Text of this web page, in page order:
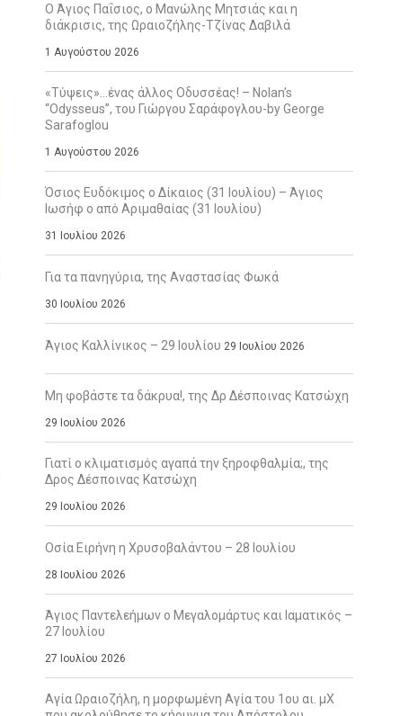
Ο Άγιος Παΐσιος, ο Μανώλης Μητσιάς και η
διάκρισις, της Ωραιοζήλης-Τζίνας Δαβιλά
1 Αυγούστου 2026
«Τύψεις»…ένας άλλος Οδυσσέας! – Nolan’s
“Odysseus”, του Γιώργου Σαράφογλου-by George
Sarafoglou
1 Αυγούστου 2026
Όσιος Ευδόκιμος ο Δίκαιος (31 Ιουλίου) – Άγιος
Ιωσήφ ο από Αριμαθαίας (31 Ιουλίου)
31 Ιουλίου 2026
Για τα πανηγύρια, της Αναστασίας Φωκά
30 Ιουλίου 2026
Άγιος Καλλίνικος – 29 Ιουλίου 29 Ιουλίου 2026
Μη φοβάστε τα δάκρυα!, της Δρ Δέσποινας Κατσώχη
29 Ιουλίου 2026
Γιατί ο κλιματισμός αγαπά την ξηροφθαλμία;, της
Δρος Δέσποινας Κατσώχη
29 Ιουλίου 2026
Οσία Ειρήνη η Χρυσοβαλάντου – 28 Ιουλίου
28 Ιουλίου 2026
Άγιος Παντελεήμων ο Μεγαλομάρτυς και Ιαματικός –
27 Ιουλίου
27 Ιουλίου 2026
Αγία Ωραιοζήλη, η μορφωμένη Αγία του 1ου αι. μΧ